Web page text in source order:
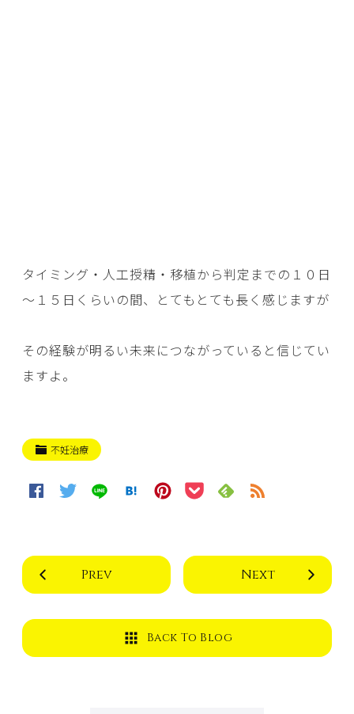
タイミング・人工授精・移植から判定までの１０日
～１５日くらいの間、とてもとても長く感じますが
その経験が明るい未来につながっていると信じてい
ますよ。
不妊治療
Prev Next
Back To Blog